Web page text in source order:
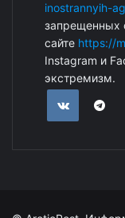
inostrannyih-
запрещенных
сайте https://
Instagram и
экстремизм.